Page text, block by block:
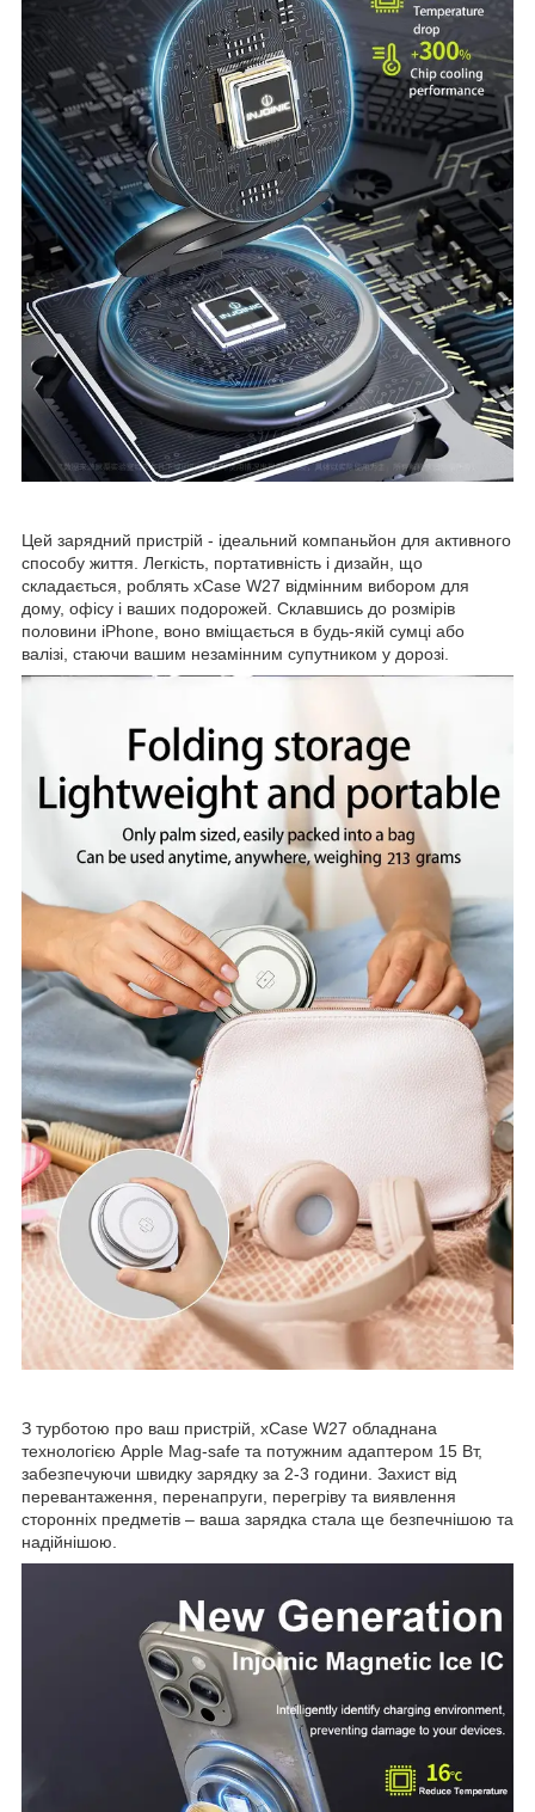
Цей зарядний пристрій - ідеальний компаньйон для активного
способу життя. Легкість, портативність і дизайн, що
складається, роблять xCase W27 відмінним вибором для
дому, офісу і ваших подорожей. Склавшись до розмірів
половини iPhone, воно вміщається в будь-якій сумці або
валізі, стаючи вашим незамінним супутником у дорозі.
З турботою про ваш пристрій, xCase W27 обладнана
технологією Apple Mag-safe та потужним адаптером 15 Вт,
забезпечуючи швидку зарядку за 2-3 години. Захист від
перевантаження, перенапруги, перегріву та виявлення
сторонніх предметів – ваша зарядка стала ще безпечнішою та
надійнішою.